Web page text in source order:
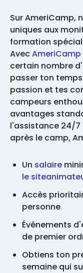
Sur AmeriCamp,
uniques aux
formation
AvecAmeriCamp
certain nombre
passer ton
passion et tes
campeurs
avantages
l'assistance 24/
après le camp,
Un salaire
le
Accès
personne
Événements
de premier
Obtiens ton
semaine qui